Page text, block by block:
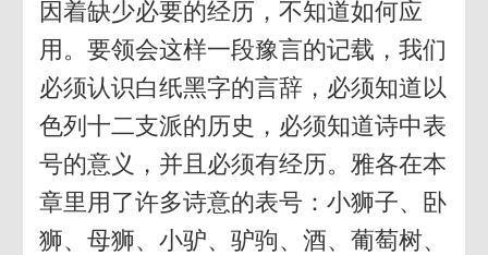
因着缺少必要的经历，不知道如何应
用。要领会这样一段豫言的记载，我们
必须认识白纸黑字的言辞，必须知道以
色列十二支派的历史，必须知道诗中表
号的意义，并且必须有经历。雅各在本
章里用了许多诗意的表号：小狮子、卧
狮、母狮、小驴、驴驹、酒、葡萄树、